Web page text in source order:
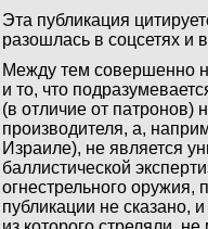
Эта публикация
разошлась в соцсетях и
Между тем совершенно
и то, что
(в отличие от патронов)
производителя, а,
Израиле), не является
баллистической
огнестрельного оружия,
публикации не сказано,